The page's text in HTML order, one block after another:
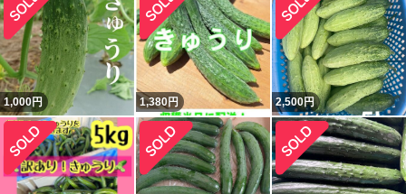
1,000円 1,380円 2,500円